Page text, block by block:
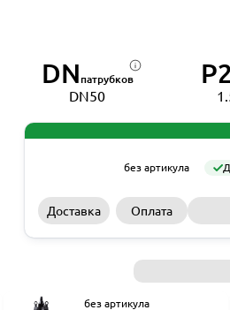
DN патрубков
DN50
без артикула
Доставка Оплата
без артикула